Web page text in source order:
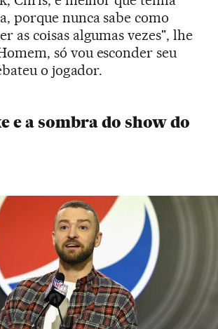
porque nunca sabe como
as coisas algumas vezes", lhe
só vou esconder seu
o jogador.
e a sombra do show do